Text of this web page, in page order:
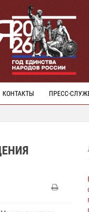
КОНТАКТЫ ПРЕСС-